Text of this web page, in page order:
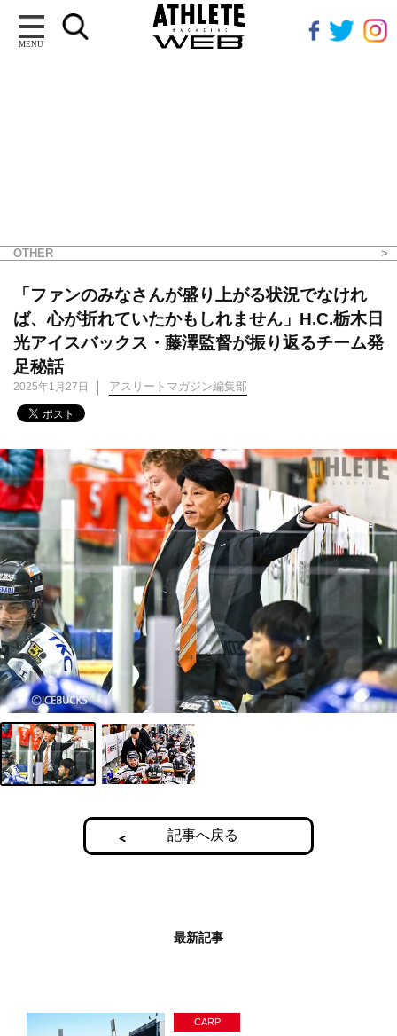
MENU
OTHER
「ファンのみなさんが盛り上がる状況でなけれ
ば、心が折れていたかもしれません」H.C.栃木日
光アイスバックス・藤澤監督が振り返るチーム発
足秘話
2025年1月27日 アスリートマガジン編集部
記事へ戻る
最新記事
CARP